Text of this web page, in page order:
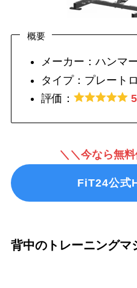
概要
メーカー：ハンマ
タイプ：プレート
評価：
5
＼＼今なら無
FiT24公式
背中のトレーニングマ